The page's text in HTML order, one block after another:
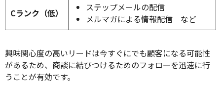
Cランク（低）
ステップメールの配信
メルマガによる情報配信 など
興味関心度の高いリードは今すぐにでも顧客になる可能性
があるため、商談に結びつけるためのフォローを迅速に行
うことが有効です。